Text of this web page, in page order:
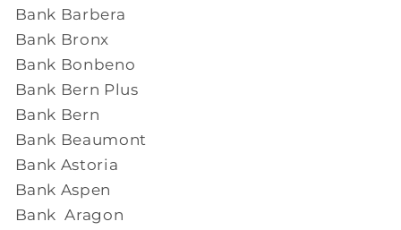
Bank Barbera
Bank Bronx
Bank Bonbeno
Bank Bern Plus
Bank Bern
Bank Beaumont
Bank Astoria
Bank Aspen
Bank Aragon